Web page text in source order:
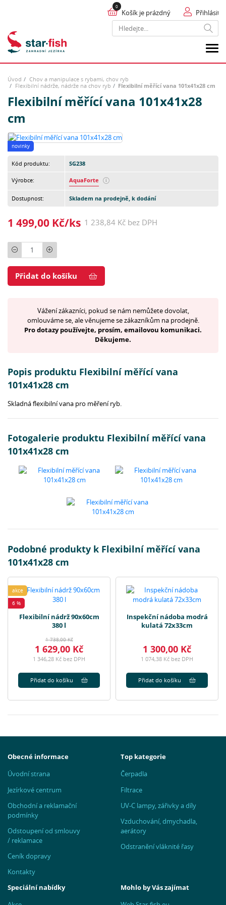
Hledat
Přihlásit
Košík je prázdný
Úvod
Chov a manipulace s rybami, chov ryb
Flexibilní nádrže, nádrže na chov ryb
Flexibilní měřící vana 101x41x28 cm
Flexibilní měřící vana 101x41x28
cm
novinky
Kód produktu: SG238
Výrobce: AquaForte
Dostupnost: Skladem na prodejně, k dodání
1 499,00 Kč/ks 1 238,84 Kč bez DPH
Počet
Přidat do košíku
Vážení zákazníci, pokud se nám nemůžete dovolat,
omlouváme se, ale věnujeme se zákazníkům na prodejně.
Pro dotazy používejte, prosím, emailovou komunikaci.
Děkujeme.
Popis produktu Flexibilní měřící vana
101x41x28 cm
Skladná flexibilní vana pro měření ryb.
Fotogalerie produktu Flexibilní měřící vana
101x41x28 cm
Podobné produkty k Flexibilní měřící vana
101x41x28 cm
akce
6 %
Flexibilní nádrž 90x60cm
380 l
1 738,00 Kč
1 629,00 Kč
1 346,28 Kč bez DPH
Přidat do košíku
Inspekční nádoba modrá
kulatá 72x33cm
1 300,00 Kč
1 074,38 Kč bez DPH
Přidat do košíku
Obecné informace
Úvodní strana
Jezírkové centrum
Obchodní a reklamační
podmínky
Odstoupení od smlouvy
/ reklamace
Ceník dopravy
Kontakty
Top kategorie
Čerpadla
Filtrace
UV-C lampy, zářivky a díly
Vzduchování, dmychadla,
aerátory
Odstranění vláknité řasy
Speciální nabídky
Mohlo by Vás zajímat